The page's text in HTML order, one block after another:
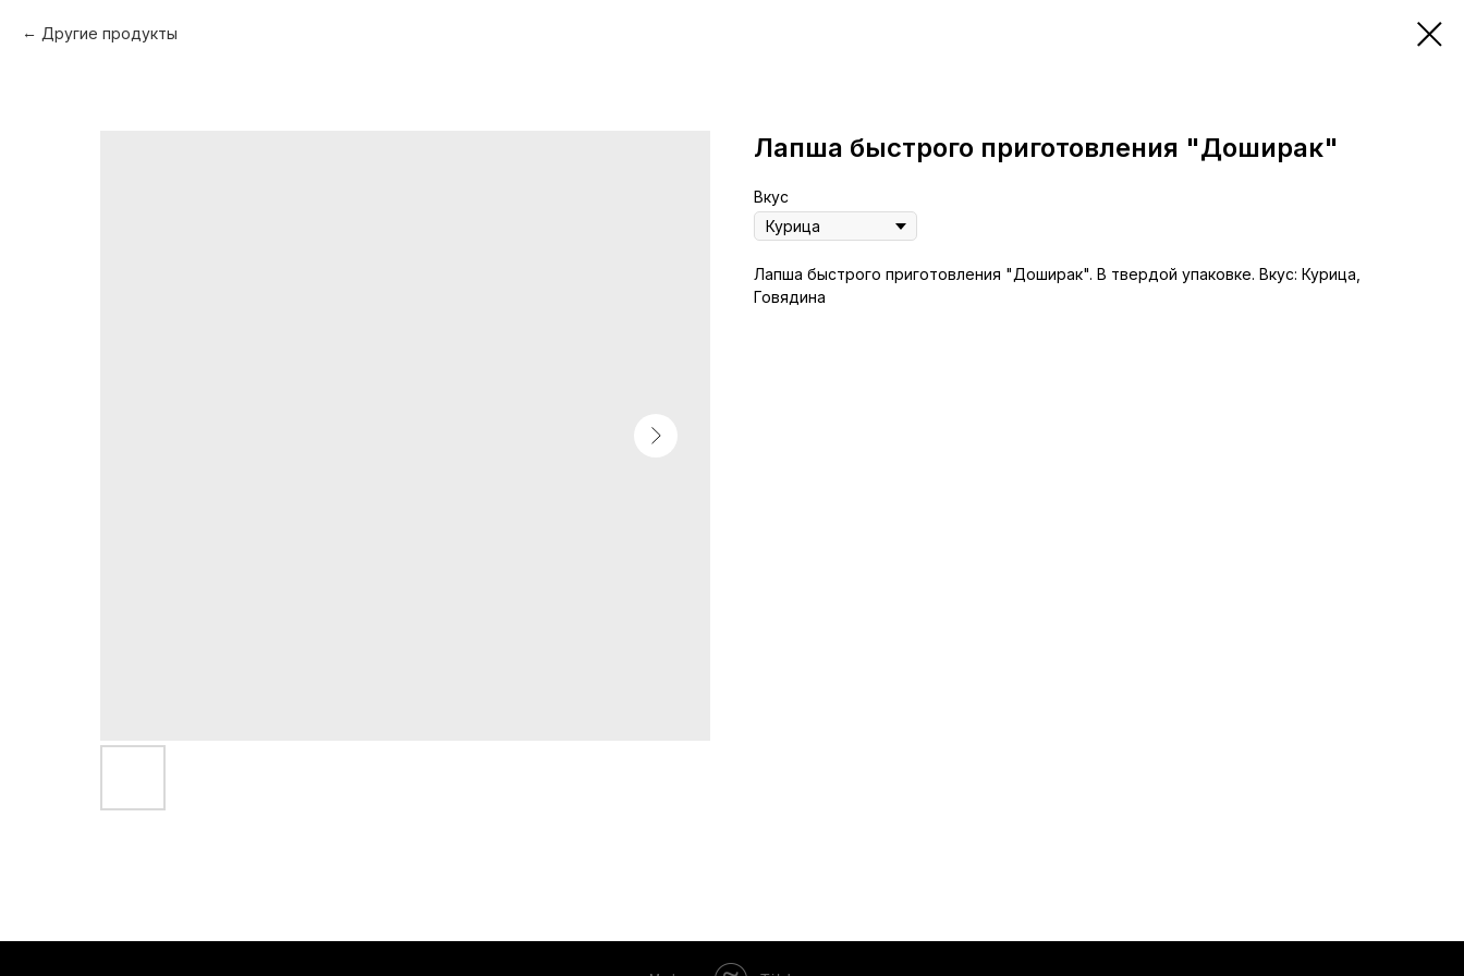
Другие продукты
Лапша быстрого приготовления "Доширак"
Вкус
Лапша быстрого приготовления "Доширак". В твердой упаковке. Вкус: Курица,
Говядина